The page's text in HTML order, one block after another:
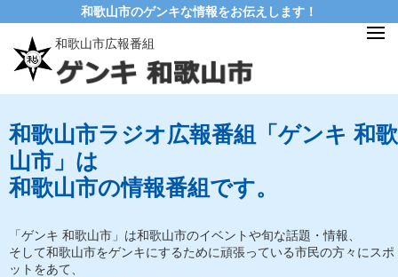
和歌山市のゲンキな情報をお伝えします！
和歌山市広報番組
和歌山市ラジオ広報番組「ゲンキ 和歌
山市」は
和歌山市の情報番組です。
「ゲンキ 和歌山市」は和歌山市のイベントや旬な話題・情報、
そして和歌山市をゲンキにするために頑張っている市民の方々にスポ
ットをあて、